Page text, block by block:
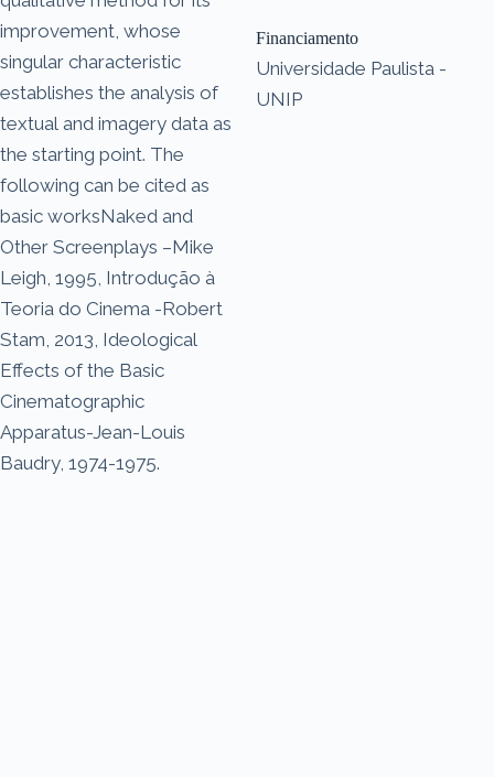
improvement, whose
singular characteristic
establishes the analysis of
textual and imagery data as
the starting point. The
following can be cited as
basic worksNaked and
Other Screenplays –Mike
Leigh, 1995, Introdução à
Teoria do Cinema -Robert
Stam, 2013, Ideological
Effects of the Basic
Cinematographic
Apparatus-Jean-Louis
Baudry, 1974-1975.
Financiamento
Universidade Paulista -
UNIP